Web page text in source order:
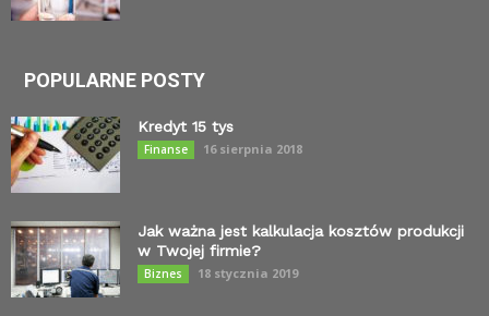
POPULARNE POSTY
Kredyt 15 tys
Finanse 16 sierpnia 2018
Jak ważna jest kalkulacja kosztów produkcji
w Twojej firmie?
Biznes 18 stycznia 2019